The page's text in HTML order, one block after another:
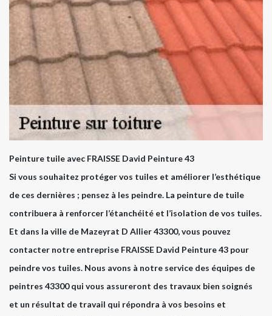
Peinture tuile avec FRAISSE David Peinture 43
Si vous souhaitez protéger vos tuiles et améliorer l’esthétique
de ces dernières ; pensez à les peindre. La peinture de tuile
contribuera à renforcer l’étanchéité et l’isolation de vos tuiles.
Et dans la ville de Mazeyrat D Allier 43300, vous pouvez
contacter notre entreprise FRAISSE David Peinture 43 pour
peindre vos tuiles. Nous avons à notre service des équipes de
peintres 43300 qui vous assureront des travaux bien soignés
et un résultat de travail qui répondra à vos besoins et